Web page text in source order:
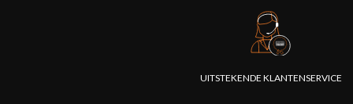
UITSTEKENDE KLANTENSERVICE